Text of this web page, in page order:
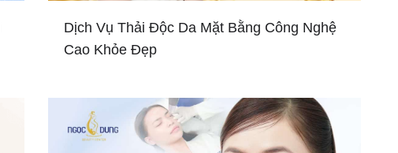
Dịch Vụ Thải Độc Da Mặt Bằng Công Nghệ
Cao Khỏe Đẹp